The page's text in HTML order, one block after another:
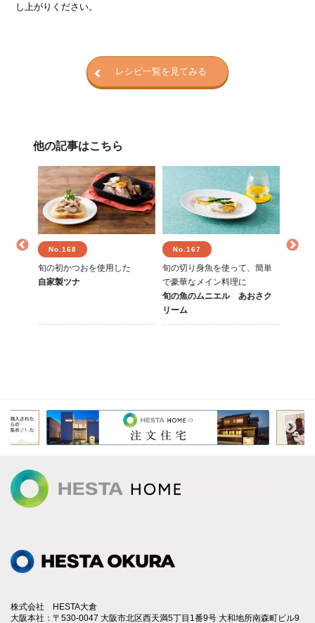
し上がりください。
レシピ一覧を見てみる
他の記事はこちら
No.168
旬の初かつおを使用した
自家製ツナ
No.167
旬の切り身魚を使って、簡単
で豪華なメイン料理に
旬の魚のムニエル あおさク
リーム
株式会社 HESTA大倉
大阪本社：〒530-0047 大阪市北区西天満5丁目1番9号 大和地所南森町ビル9